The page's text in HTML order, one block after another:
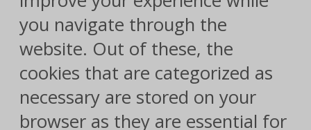
you navigate through the
website. Out of these, the
cookies that are categorized as
necessary are stored on your
browser as they are essential for